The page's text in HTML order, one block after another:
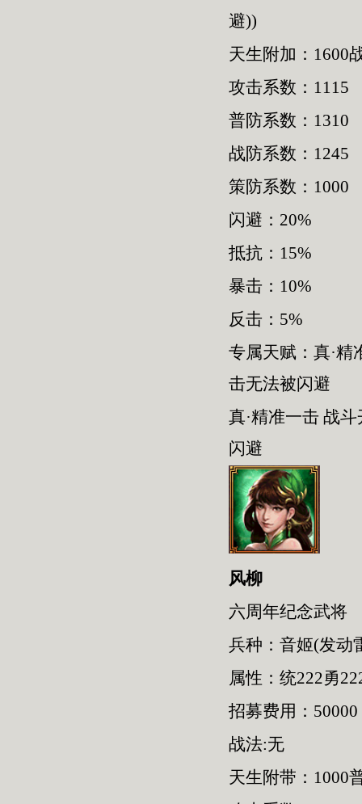
避))
天生附加：1600
攻击系数：1115
普防系数：1310
战防系数：1245
策防系数：1000
闪避：20%
抵抗：15%
暴击：10%
反击：5%
专属天赋：真·精
击无法被闪避
真·精准一击 战
闪避
风柳
六周年纪念武将
兵种：音姬(发动
属性：统222勇
招募费用：50000
战法:无
天生附带：1000